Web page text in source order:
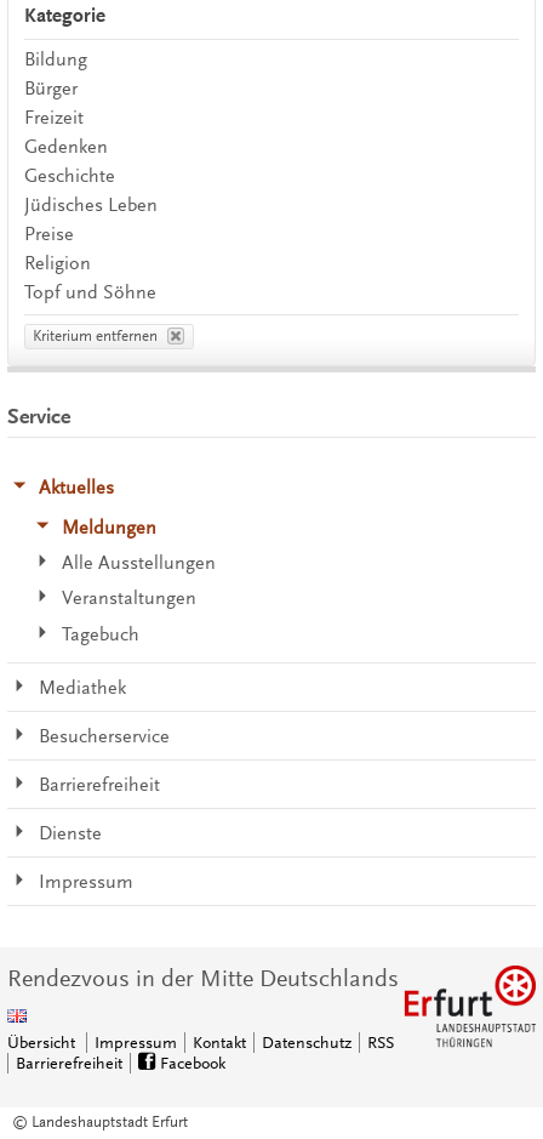
Kategorie
Bildung
Bürger
Freizeit
Gedenken
Geschichte
Jüdisches Leben
Preise
Religion
Topf und Söhne
Kriterium entfernen
Service
Aktuelles
Meldungen
Alle Ausstellungen
Veranstaltungen
Tagebuch
Mediathek
Besucherservice
Barrierefreiheit
Dienste
Impressum
Rendezvous in der Mitte Deutschlands
Übersicht Impressum Kontakt Datenschutz
RSS
Barrierefreiheit
Facebook
© Landeshauptstadt Erfurt